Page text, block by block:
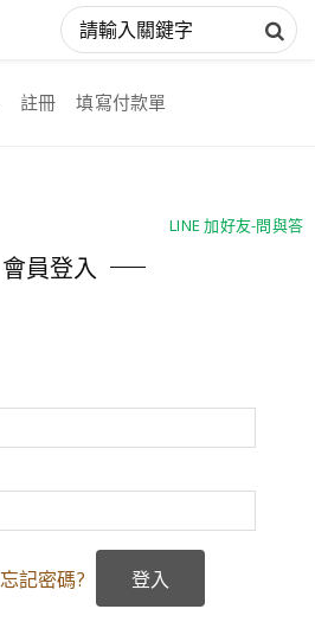
註冊 填寫付款單
LINE 加好友-問與答
會員登入
忘記密碼?